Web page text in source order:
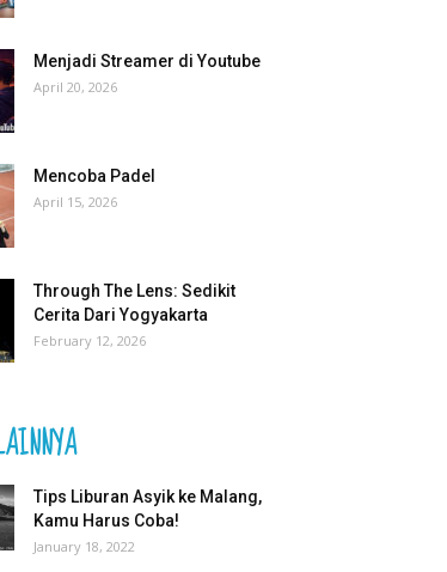
Menjadi Streamer di Youtube
April 20, 2026
Mencoba Padel
April 15, 2026
Through The Lens: Sedikit
Cerita Dari Yogyakarta
February 12, 2026
Tips Liburan Asyik ke Malang,
Kamu Harus Coba!
January 18, 2022